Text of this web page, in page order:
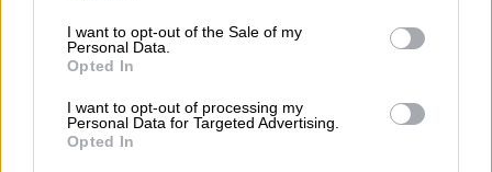
I want to opt-out of the Sale of my
Personal Data.
Opted In
I want to opt-out of processing my
Personal Data for Targeted Advertising.
Opted In